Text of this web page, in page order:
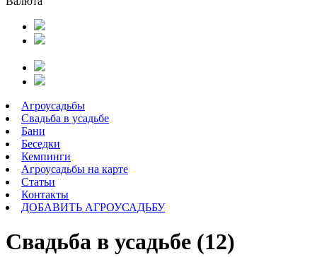
Агроусадьбы
Свадьба в усадьбе
Бани
Беседки
Кемпинги
Агроусадьбы на карте
Статьи
Контакты
ДОБАВИТЬ АГРОУСАДЬБУ
Свадьба в усадьбе (12)